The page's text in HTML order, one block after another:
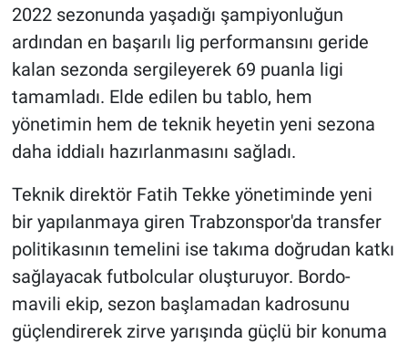
2022 sezonunda yaşadığı şampiyonluğun
ardından en başarılı lig performansını geride
kalan sezonda sergileyerek 69 puanla ligi
tamamladı. Elde edilen bu tablo, hem
yönetimin hem de teknik heyetin yeni sezona
daha iddialı hazırlanmasını sağladı.
Teknik direktör Fatih Tekke yönetiminde yeni
bir yapılanmaya giren Trabzonspor'da transfer
politikasının temelini ise takıma doğrudan katkı
sağlayacak futbolcular oluşturuyor. Bordo-
mavili ekip, sezon başlamadan kadrosunu
güçlendirerek zirve yarışında güçlü bir konuma
SPOR
MAGAZİN
Bilim, Teknoloji